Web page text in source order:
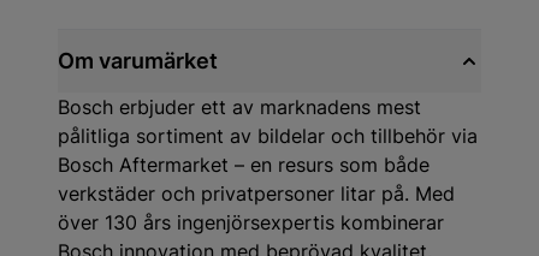
Om varumärket
Bosch erbjuder ett av marknadens mest
pålitliga sortiment av bildelar och tillbehör via
Bosch Aftermarket – en resurs som både
verkstäder och privatpersoner litar på. Med
över 130 års ingenjörsexpertis kombinerar
Bosch innovation med beprövad kvalitet.